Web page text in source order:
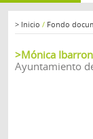
> Inicio / Fondo
>Mónica
Ayuntamiento